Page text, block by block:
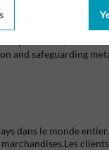
derivatives,
and safeguarding
dans le monde